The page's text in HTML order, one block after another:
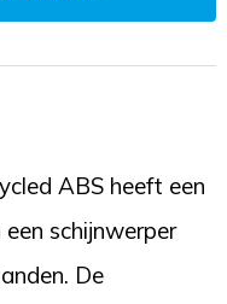
ABS heeft een
schijnwerper
De